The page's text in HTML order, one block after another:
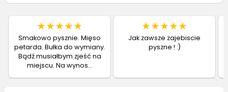
★★★★★
Smakowo pysznie. Mięso
petarda. Bułka do wymiany.
Bądź musiałbym zjeść na
miejscu. Na wynos...
★★★★★
Jak zawsze zajebiscie
pyszne ! :)